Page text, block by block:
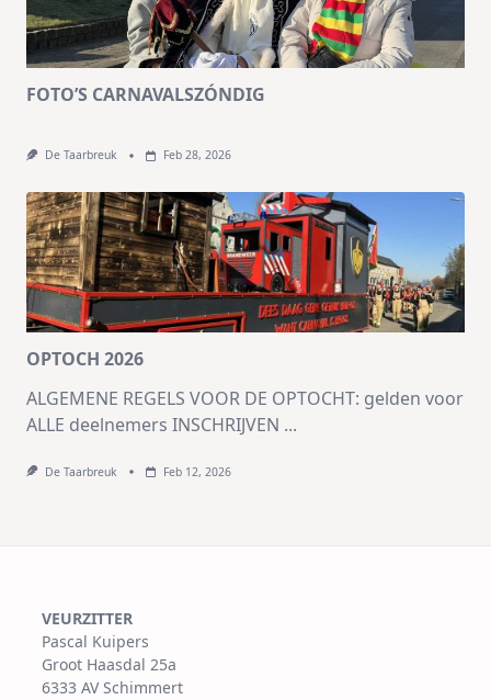
FOTO’S CARNAVALSZÓNDIG
De Taarbreuk Feb 28, 2026
OPTOCH 2026
ALGEMENE REGELS VOOR DE OPTOCHT: gelden voor
ALLE deelnemers INSCHRIJVEN ...
De Taarbreuk Feb 12, 2026
VEURZITTER
Pascal Kuipers
Groot Haasdal 25a
6333 AV Schimmert